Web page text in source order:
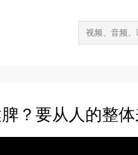
？要从人的整